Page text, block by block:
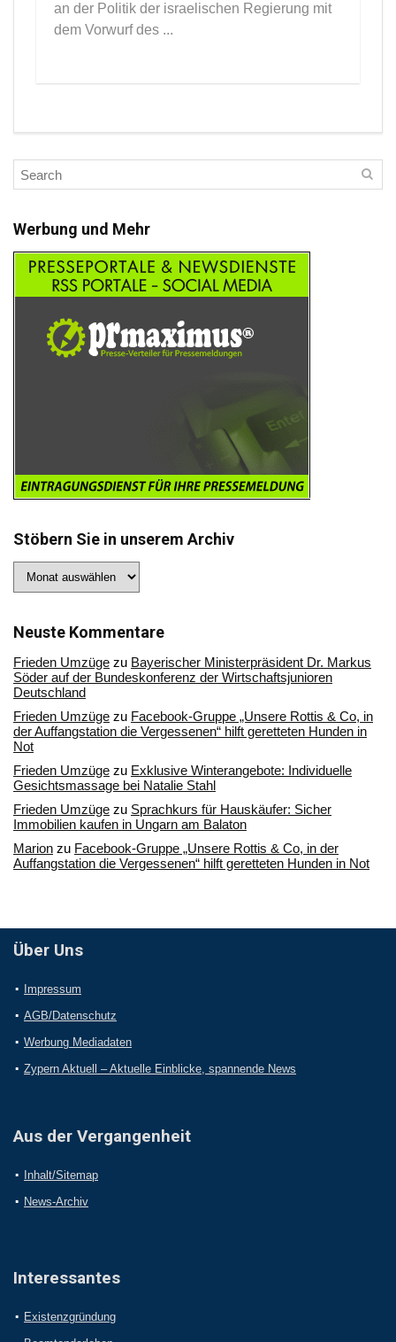
an der Politik der israelischen Regierung mit
dem Vorwurf des ...
Werbung und Mehr
Stöbern Sie in unserem Archiv
Sie
Archiv
Neuste Kommentare
Frieden Umzüge zu Bayerischer Ministerpräsident Dr. Markus
Söder auf der Bundeskonferenz der Wirtschaftsjunioren
Deutschland
Frieden Umzüge zu Facebook-Gruppe „Unsere Rottis & Co, in
der Auffangstation die Vergessenen“ hilft geretteten Hunden in
Not
Frieden Umzüge zu Exklusive Winterangebote: Individuelle
Gesichtsmassage bei Natalie Stahl
Frieden Umzüge zu Sprachkurs für Hauskäufer: Sicher
Immobilien kaufen in Ungarn am Balaton
Marion zu Facebook-Gruppe „Unsere Rottis & Co, in der
Auffangstation die Vergessenen“ hilft geretteten Hunden in Not
Über Uns
Impressum
AGB/Datenschutz
Werbung Mediadaten
Zypern Aktuell – Aktuelle Einblicke, spannende News
Aus der Vergangenheit
Inhalt/Sitemap
News-Archiv
Interessantes
Existenzgründung